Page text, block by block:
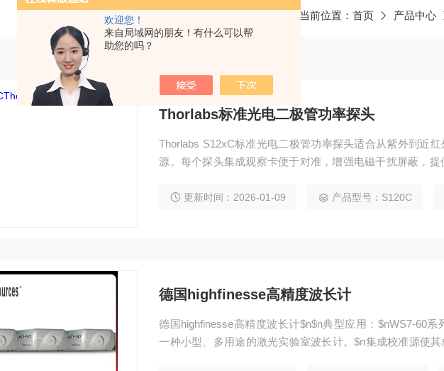
欢迎您！
来自局域网的朋友！有什么可以帮
助您的吗？
当前位置： 首页 产品中心
Thorlabs标准光电二极管功率探头
Thorlabs S12xC标准光电二极管功率探头适合从紫外到近
源。每个探头集成观察卡便于对准，增强电磁干扰屏蔽，提
更新时间：2026-01-09 产品型号：S120C
德国highfinesse高精度波长计
德国highfinesse高精度波长计$n$n典型应用：$nWS7-60
一种小型、多用途的激光实验室波长计。$n集成校准源使